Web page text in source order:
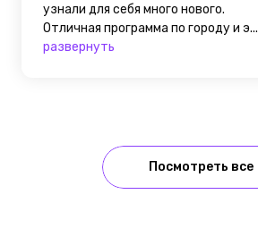
узнали для себя много нового.
Отличная программа по городу и э...
развернуть
Посмотреть все